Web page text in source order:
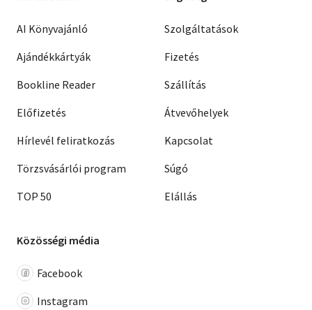
AI Könyvajánló
Ajándékkártyák
Bookline Reader
Előfizetés
Hírlevél feliratkozás
Törzsvásárlói program
TOP 50
Szolgáltatások
Fizetés
Szállítás
Átvevőhelyek
Kapcsolat
Súgó
Elállás
Közösségi média
Facebook
Instagram